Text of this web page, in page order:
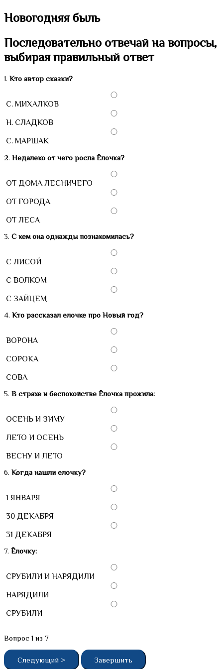
Новогодняя быль
Последовательно отвечай на вопросы,
выбирая правильный ответ
1. Кто автор сказки?
С. МИХАЛКОВ
Н. СЛАДКОВ
С. МАРШАК
2. Недалеко от чего росла Ёлочка?
ОТ ДОМА ЛЕСНИЧЕГО
ОТ ГОРОДА
ОТ ЛЕСА
3. С кем она однажды познакомилась?
С ЛИСОЙ
С ВОЛКОМ
С ЗАЙЦЕМ
4. Кто рассказал елочке про Новый год?
ВОРОНА
СОРОКА
СОВА
5. В страхе и беспокойстве Ёлочка прожила:
ОСЕНЬ И ЗИМУ
ЛЕТО И ОСЕНЬ
ВЕСНУ И ЛЕТО
6. Когда нашли елочку?
1 ЯНВАРЯ
30 ДЕКАБРЯ
31 ДЕКАБРЯ
7. Ёлочку:
СРУБИЛИ И НАРЯДИЛИ
НАРЯДИЛИ
СРУБИЛИ
Вопрос 1 из 7